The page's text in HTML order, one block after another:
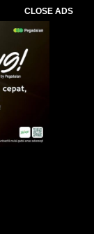
CLOSE ADS